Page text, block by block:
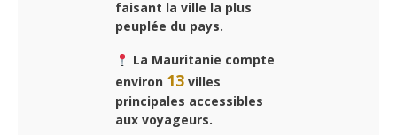
faisant la ville la plus
peuplée du pays.
La Mauritanie compte
environ 13 villes
principales accessibles
aux voyageurs.